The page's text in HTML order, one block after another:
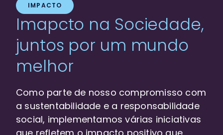
IMPACTO
Imapcto na Sociedade,
juntos por um mundo
melhor
Como parte de nosso compromisso com
a sustentabilidade e a responsabilidade
social, implementamos várias iniciativas